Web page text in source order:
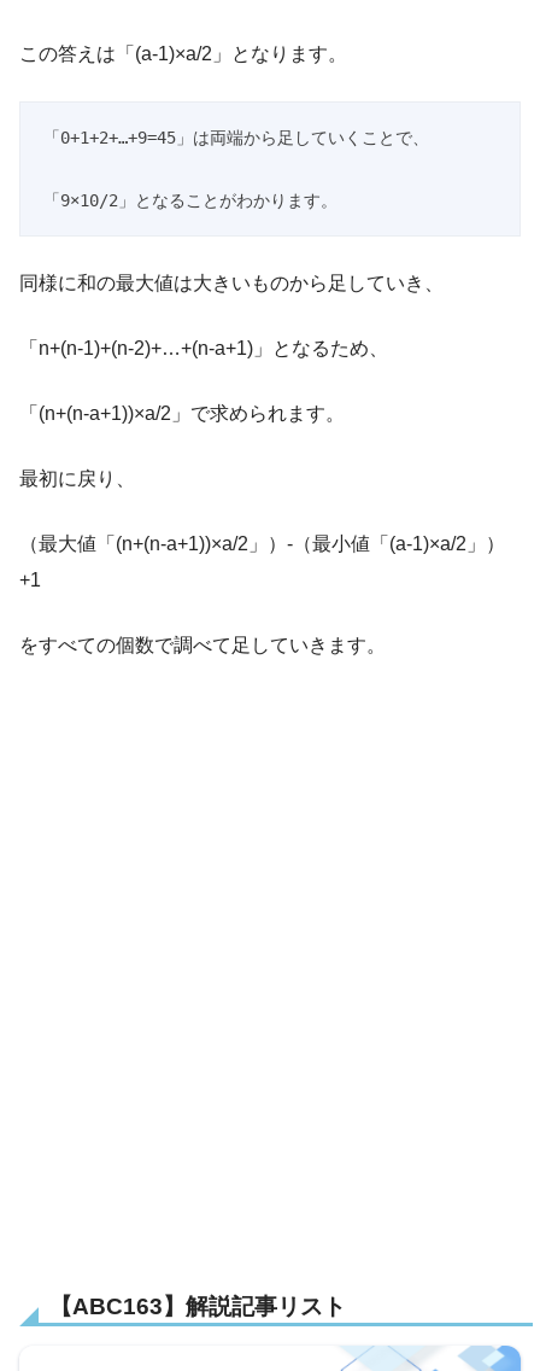
この答えは「(a-1)×a/2」となります。
「0+1+2+…+9=45」は両端から足していくことで、
「9×10/2」となることがわかります。
同様に和の最大値は大きいものから足していき、
「n+(n-1)+(n-2)+…+(n-a+1)」となるため、
「(n+(n-a+1))×a/2」で求められます。
最初に戻り、
（最大値「(n+(n-a+1))×a/2」）-（最小値「(a-1)×a/2」）
+1
をすべての個数で調べて足していきます。
【ABC163】解説記事リスト